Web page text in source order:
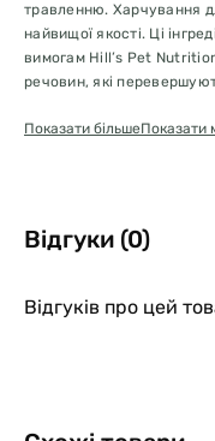
травленню. Харчування
найвищої якості. Ці
вимогам Hill’s Pet
речовин, які
віком від 1 до 6 років.
Переваги:
підтримання здорової
Науково точно
Показати більшеПоказати
Відгуки (0)
Відгуків про цей